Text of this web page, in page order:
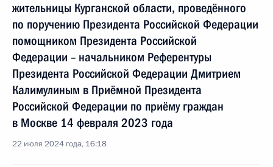
жительницы Курганской области, проведённого
по поручению Президента Российской Федерации
помощником Президента Российской
Федерации – начальником Референтуры
Президента Российской Федерации Дмитрием
Калимулиным в Приёмной Президента
Российской Федерации по приёму граждан
в Москве 14 февраля 2023 года
22 июля 2024 года, 16:18